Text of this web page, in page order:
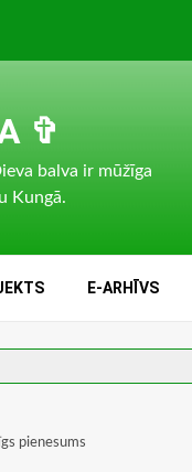
✞
balva ir mūžīga
Kungā.
E-ARHĪVS
pienesums